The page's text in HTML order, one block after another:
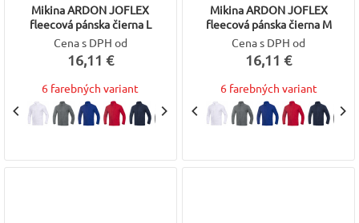
Mikina ARDON JOFLEX
fleecová pánska čierna L
Cena s DPH od
16,11 €
6 farebných variant
Mikina ARDON JOFLEX
fleecová pánska čierna M
Cena s DPH od
16,11 €
6 farebných variant